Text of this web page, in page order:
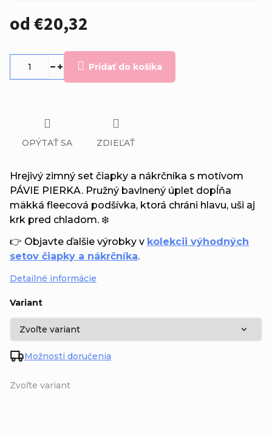
od€20,32
Zvoľte variant
Variant
Možnosti doručenia
Pridať do košíka
Hrejivý zimný set čiapky a nákrčníka s motívom
PÁVIE PIERKA. Pružný bavlnený úplet dopĺňa
mäkká fleecová podšívka, ktorá chráni hlavu, uši aj
krk pred chladom. ❄️
👉 Objavte ďalšie výrobky v kolekcii výhodných
setov čiapky a nákrčníka.
Detailné informácie
OPÝTAŤ SA ZDIEĽAŤ